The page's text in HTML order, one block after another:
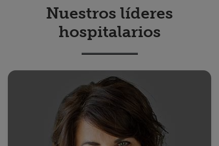
Nuestros líderes
hospitalarios